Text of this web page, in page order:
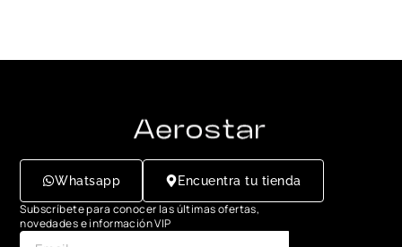
Whatsapp Encuentra tu tienda
Subscríbete para conocer las últimas ofertas,
novedades e información VIP